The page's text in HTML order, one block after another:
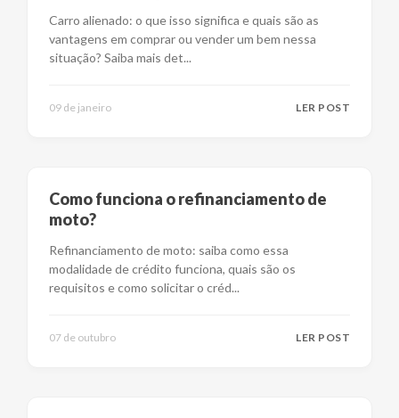
Carro alienado: o que isso significa e quais são as
vantagens em comprar ou vender um bem nessa
situação? Saiba mais det...
09 de janeiro LER POST
Como funciona o refinanciamento de
moto?
Refinanciamento de moto: saiba como essa
modalidade de crédito funciona, quais são os
requisitos e como solicitar o créd...
07 de outubro LER POST